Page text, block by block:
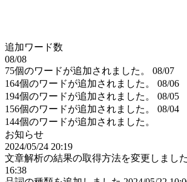
追加ワード数
08/08
75個のワードが追加されました。
08/07
164個のワードが追加されました。
08/06
194個のワードが追加されました。
08/05
156個のワードが追加されました。
08/04
144個のワードが追加されました。
お知らせ
2024/05/24 20:19
文章解析の結果の取得方法を変更しました
16:38